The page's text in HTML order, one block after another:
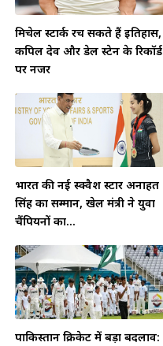
मिचेल स्टार्क रच सकते हैं इतिहास,
कपिल देव और डेल स्टेन के रिकॉर्ड
पर नजर
भारत की नई स्क्वैश स्टार अनाहत
सिंह का सम्मान, खेल मंत्री ने युवा
चैंपियनों का...
पाकिस्तान क्रिकेट में बड़ा बदलाव: